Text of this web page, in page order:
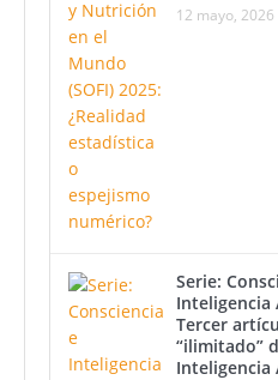
12 mayo, 2026
Serie:
Inteligencia
Tercer
“ilimitado”
Inteligencia